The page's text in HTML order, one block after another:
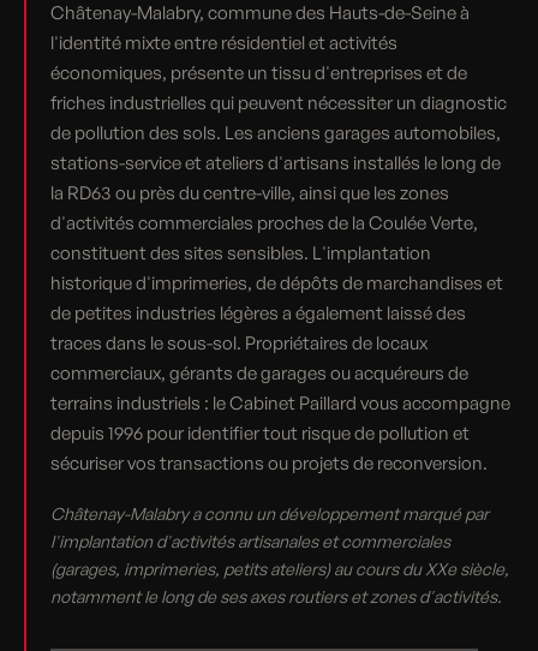
Châtenay-Malabry, commune des Hauts-de-Seine à
l'identité mixte entre résidentiel et activités
économiques, présente un tissu d'entreprises et de
friches industrielles qui peuvent nécessiter un diagnostic
de pollution des sols. Les anciens garages automobiles,
stations-service et ateliers d'artisans installés le long de
la RD63 ou près du centre-ville, ainsi que les zones
d'activités commerciales proches de la Coulée Verte,
constituent des sites sensibles. L'implantation
historique d'imprimeries, de dépôts de marchandises et
de petites industries légères a également laissé des
traces dans le sous-sol. Propriétaires de locaux
commerciaux, gérants de garages ou acquéreurs de
terrains industriels : le Cabinet Paillard vous accompagne
depuis 1996 pour identifier tout risque de pollution et
sécuriser vos transactions ou projets de reconversion.
Châtenay-Malabry a connu un développement marqué par
l'implantation d'activités artisanales et commerciales
(garages, imprimeries, petits ateliers) au cours du XXe siècle,
notamment le long de ses axes routiers et zones d'activités.